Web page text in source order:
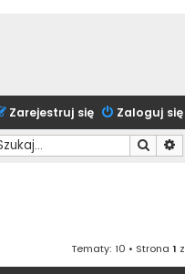
Zaloguj się
Zarejestruj się
Szukaj
Tematy: 10 • Strona 1 z